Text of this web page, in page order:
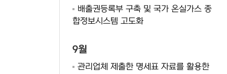
배출권등록부 구축 및 국가 온실가스 종
합정보시스템 고도화
9월
관리업체 제출한 명세표 자료를 활용한